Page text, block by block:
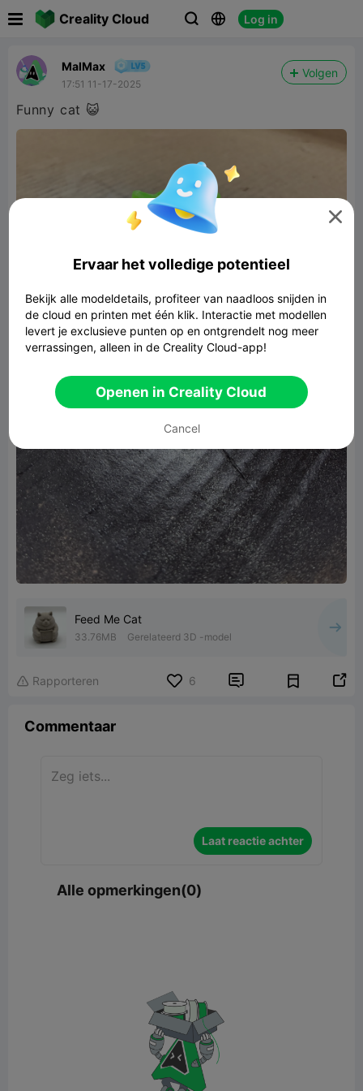
Creality Cloud   Log in
MalMax
17:51 11-17-2025
Volgen
Funny cat 😺
Feed Me Cat
33.76MB Gerelateerd 3D -model
 Rapporteren 6  
Commentaar
Laat reactie achter
Alle opmerkingen(0)

Ervaar het volledige potentieel
Bekijk alle modeldetails, profiteer van naadloos snijden in
de cloud en printen met één klik. Interactie met modellen
levert je exclusieve punten op en ontgrendelt nog meer
verrassingen, alleen in de Creality Cloud-app!
Openen in Creality Cloud
Cancel